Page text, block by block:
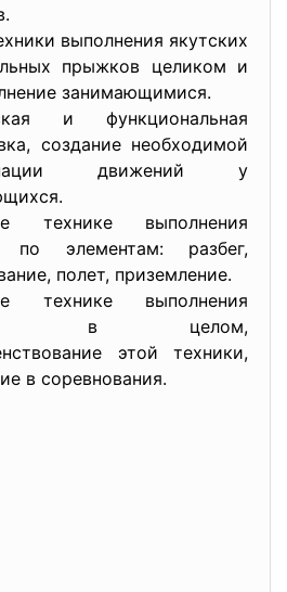
выполнения якутских
прыжков целиком и
занимающимися.
и функциональная
создание необходимой
движений у
технике выполнения
по элементам: разбег,
полет, приземление.
технике выполнения
в целом,
этой техники,
в соревнования.